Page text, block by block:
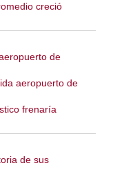
creció
de
aeropuerto de
frenaría
de sus